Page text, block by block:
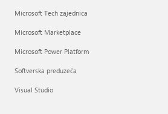
Microsoft Tech zajednica
Microsoft Marketplace
Microsoft Power Platform
Softverska preduzeća
Visual Studio